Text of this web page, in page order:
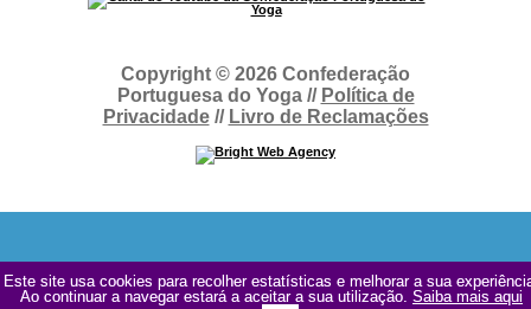
Este site usa cookies para recolher estatísticas e melhorar a sua
Ao continuar a navegar estará a aceitar a sua utilização. Saiba mais aqui
Copyright © 2026 Confederação
Portuguesa do Yoga // Política de
Privacidade// Livro de Reclamações
Este site usa cookies para recolher estatísticas e melhorar a sua
Ao continuar a navegar estará a aceitar a sua utilização. Saiba mais aqui